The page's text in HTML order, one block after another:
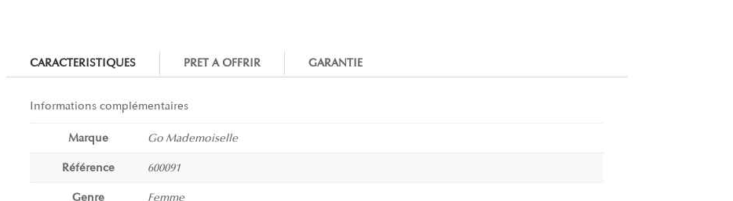
CARACTERISTIQUES PRET A OFFRIR GARANTIE
Informations complémentaires
Marque Go Mademoiselle
Référence 600091
Genre Femme